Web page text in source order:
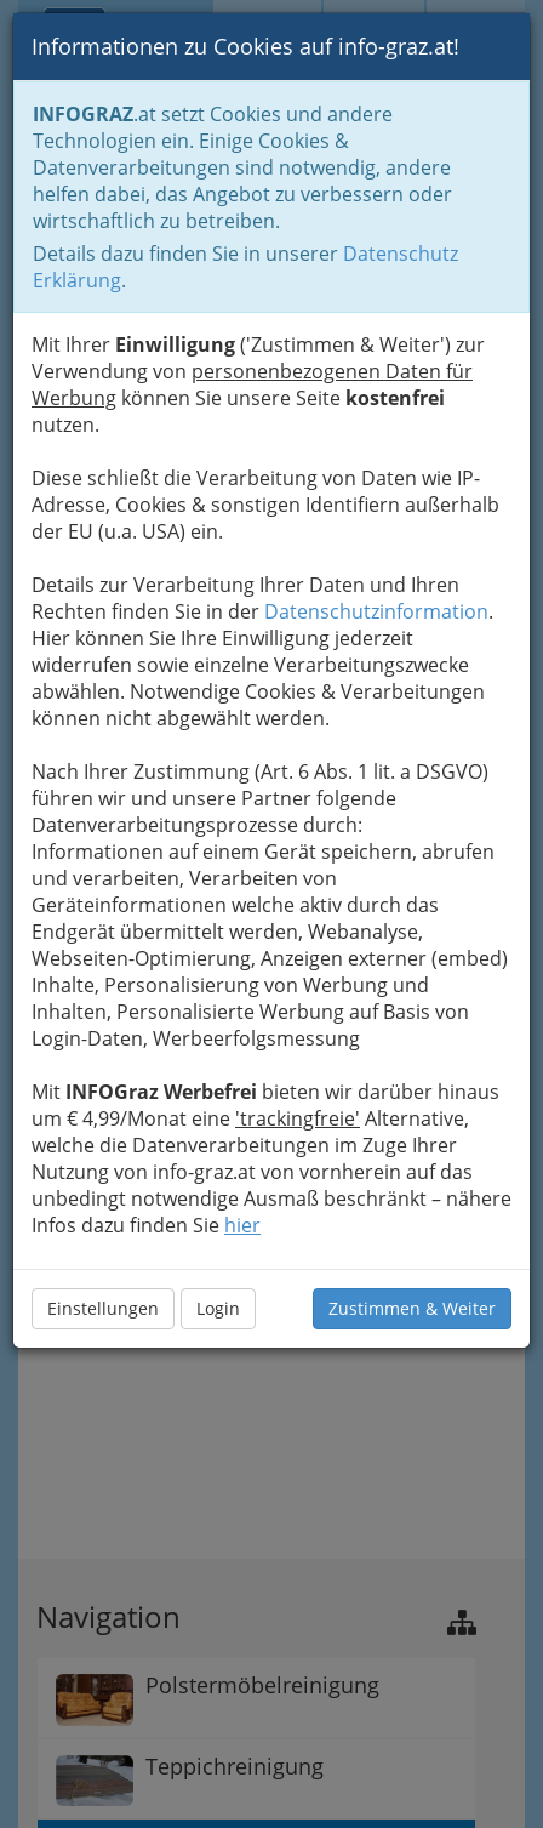
Suche Login Toggle
Informationen zu Cookies auf info-graz.at!
INFOGRAZ.at setzt Cookies und andere
Technologien ein. Einige Cookies &
Datenverarbeitungen sind notwendig, andere
helfen dabei, das Angebot zu verbessern oder
wirtschaftlich zu betreiben.
Details dazu finden Sie in unserer Datenschutz
Erklärung.
Mit Ihrer Einwilligung('Zustimmen & Weiter') zur
Verwendung von personenbezogenen Daten für
Werbung können Sie unsere Seite kostenfrei
nutzen.
Diese schließt die Verarbeitung von Daten wie IP-
Adresse, Cookies & sonstigen Identifiern außerhalb
der EU (u.a. USA) ein.
Details zur Verarbeitung Ihrer Daten und Ihren
Rechten finden Sie in der Datenschutzinformation.
Hier können Sie Ihre Einwilligung jederzeit
widerrufen sowie einzelne Verarbeitungszwecke
abwählen. Notwendige Cookies & Verarbeitungen
können nicht abgewählt werden.
Nach Ihrer Zustimmung (Art. 6 Abs. 1 lit. a DSGVO)
führen wir und unsere Partner folgende
Datenverarbeitungsprozesse durch:
Informationen auf einem Gerät speichern, abrufen
und verarbeiten, Verarbeiten von
Geräteinformationen welche aktiv durch das
Endgerät übermittelt werden, Webanalyse,
Webseiten-Optimierung, Anzeigen externer (embed)
Inhalte, Personalisierung von Werbung und
Inhalten, Personalisierte Werbung auf Basis von
Login-Daten, Werbeerfolgsmessung
Mit INFOGraz Werbefrei bieten wir darüber hinaus
um € 4,99/Monat eine 'trackingfreie' Alternative,
welche die Datenverarbeitungen im Zuge Ihrer
Nutzung von info-graz.at von vornherein auf das
unbedingt notwendige Ausmaß beschränkt – nähere
Infos dazu finden Sie hier
Einstellungen Login Zustimmen & Weiter
Home Branchen
Bauen - der Weg zum eigenen Haus
Reinigung & Service
Abfallentsorgung
Abfallentsorgung
Im Zeitalter der Einwegprodukte, wird es immer
mehr zur Pflicht, seinen Abfall richtig zu
sortieren, um den immer größer werdenden
Müllberg besser in den Griff zu bekommen. An
vielen Straßenecken stehen die farbigen
Müllkontainer die auch den unbelesenen
Umweltsündern den richtigen Weg, in die
Bezirksauswahl
1
UHP Umweltanlagen Handels- und
Planungs-GmbH
Dorfplatz 4, 8046 Stattegg
E-Mail
Karte & Routenplaner
Kategorien
Umweltfirmendatenbank
E-Mail Eintrag ändern
Kategorien
12 Treffer
1 2
Navigation
Polstermöbelreinigung
Teppichreinigung